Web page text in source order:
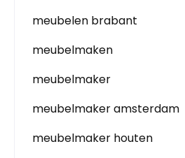
meubelen brabant
meubelmaken
meubelmaker
meubelmaker amsterdam
meubelmaker houten